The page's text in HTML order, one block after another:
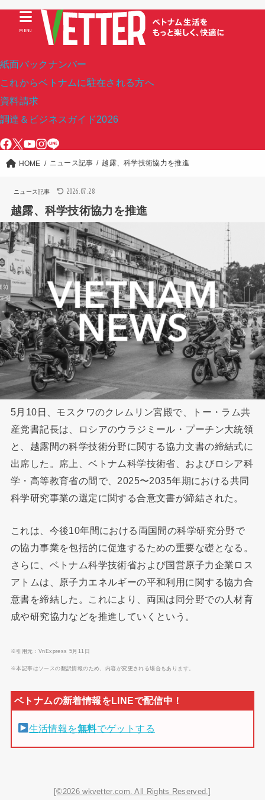
紙面バックナンバー
これからベトナムに駐在される方へ
資料請求
調達＆ビジネスガイド2026
MENU
HOME ニュース記事 越露、科学技術協力を推進
ニュース記事 2026.07.28
越露、科学技術協力を推進
5月10日、モスクワのクレムリン宮殿で、トー・ラム共
産党書記長は、ロシアのウラジミール・プーチン大統領
と、越露間の科学技術分野に関する協力文書の締結式に
出席した。席上、ベトナム科学技術省、およびロシア科
学・高等教育省の間で、2025〜2035年期における共同
科学研究事業の選定に関する合意文書が締結された。
これは、今後10年間における両国間の科学研究分野で
の協力事業を包括的に促進するための重要な礎となる。
さらに、ベトナム科学技術省および国営原子力企業ロス
アトムは、原子力エネルギーの平和利用に関する協力合
意書を締結した。これにより、両国は同分野での人材育
成や研究協力などを推進していくという。
※引用元：VnExpress 5月11日
※本記事はソースの翻訳情報のため、内容が変更される場合もあります。
生活情報を無料でゲットする
[©2026 wkvetter.com. All Rights Reserved.]